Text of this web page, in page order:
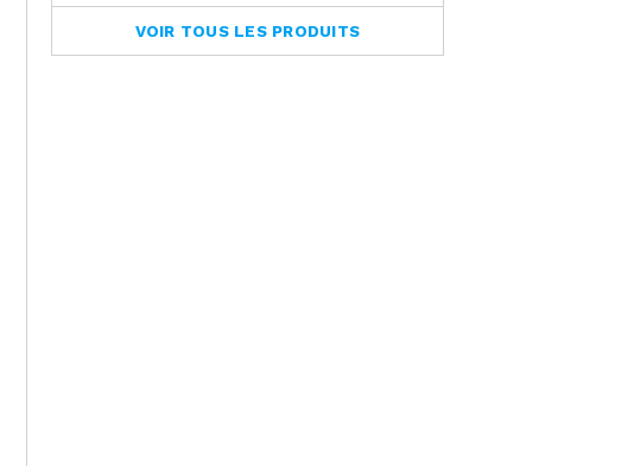
VOIR TOUS LES PRODUITS